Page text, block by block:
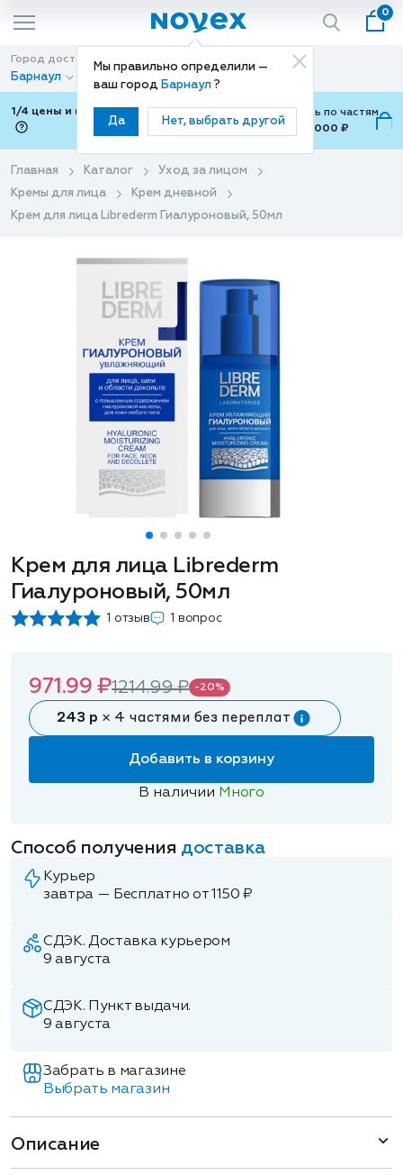
Мы правильно определили —
ваш город Барнаул ?
Да Нет, выбрать другой
0
Город доставки
Барнаул
Способ доставки
Доставка
1/4 цены и покупки ваши с Подели
Можно оплатить по частям
от 700 ₽ до 15,000 ₽
Главная Каталог
Уход за лицом
Кремы для лица
Крем дневной
Крем для лица Librederm Гиалуроновый, 50мл
Крем для лица Librederm
Гиалуроновый, 50мл
1 отзыв 1 вопрос
971.99 ₽1214.99 ₽ -20%
243 р × 4 частями без переплат
Добавить в корзину
В наличии Много
Способ получения доставка
Курьер
завтра — Бесплатно от 1150 ₽
СДЭК. Доставка курьером
9 августа
СДЭК. Пункт выдачи.
9 августа
Забрать в магазине
Выбрать магазин
Описание